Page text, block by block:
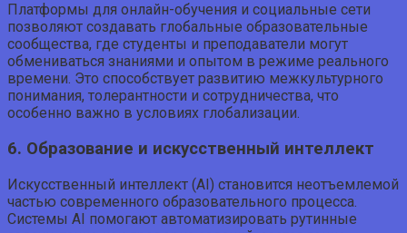
Платформы для онлайн-обучения и социальные сети
позволяют создавать глобальные образовательные
сообщества, где студенты и преподаватели могут
обмениваться знаниями и опытом в режиме реального
времени. Это способствует развитию межкультурного
понимания, толерантности и сотрудничества, что
особенно важно в условиях глобализации.
6. Образование и искусственный интеллект
Искусственный интеллект (AI) становится неотъемлемой
частью современного образовательного процесса.
Системы AI помогают автоматизировать рутинные